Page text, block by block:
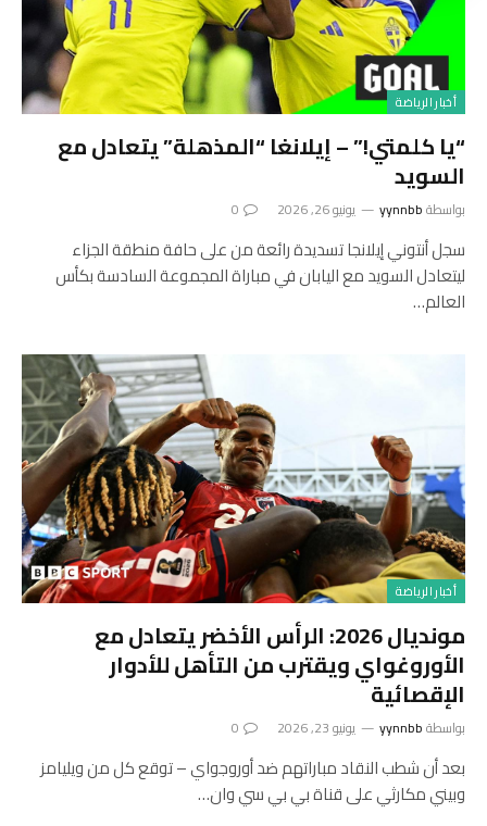
أخبار الرياضة
“يا كلمتي!” – إيلانغا “المذهلة” يتعادل مع
السويد
بواسطةyynnbb يونيو 26, 2026 0
سجل أنتوني إيلانجا تسديدة رائعة من على حافة منطقة الجزاء
ليتعادل السويد مع اليابان في مباراة المجموعة السادسة بكأس
العالم…
أخبار الرياضة
مونديال 2026: الرأس الأخضر يتعادل مع
الأوروغواي ويقترب من التأهل للأدوار
الإقصائية
بواسطةyynnbb يونيو 23, 2026 0
بعد أن شطب النقاد مباراتهم ضد أوروجواي – توقع كل من ويليامز
وبيني مكارثي على قناة بي بي سي وان…